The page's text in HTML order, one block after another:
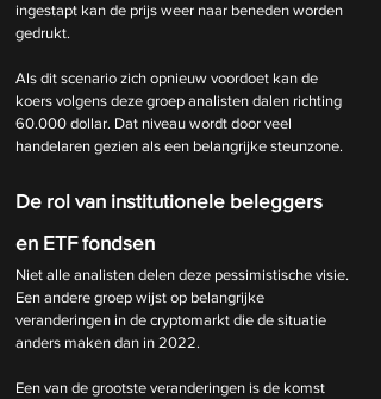
ingestapt kan de prijs weer naar beneden worden
gedrukt.
Als dit scenario zich opnieuw voordoet kan de
koers volgens deze groep analisten dalen richting
60.000 dollar. Dat niveau wordt door veel
handelaren gezien als een belangrijke steunzone.
De rol van institutionele beleggers
en ETF fondsen
Niet alle analisten delen deze pessimistische visie.
Een andere groep wijst op belangrijke
veranderingen in de cryptomarkt die de situatie
anders maken dan in 2022.
Een van de grootste veranderingen is de komst